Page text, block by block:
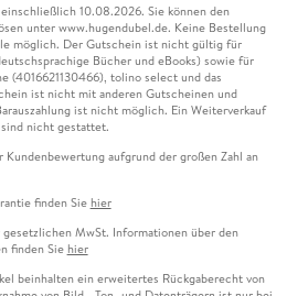
10.08.2026. Sie können den
unter www.hugendubel.de. Keine Bestellung
möglich. Der Gutschein ist nicht gültig für
Bücher und eBooks) sowie für
(4016621130466), tolino select und das
ist nicht mit anderen Gutscheinen und
ist nicht möglich. Ein Weiterverkauf
nicht gestattet.
aufgrund der großen Zahl an
finden Sie hier
MwSt. Informationen über den
finden Sie hier
beinhalten ein erweitertes Rückgaberecht von